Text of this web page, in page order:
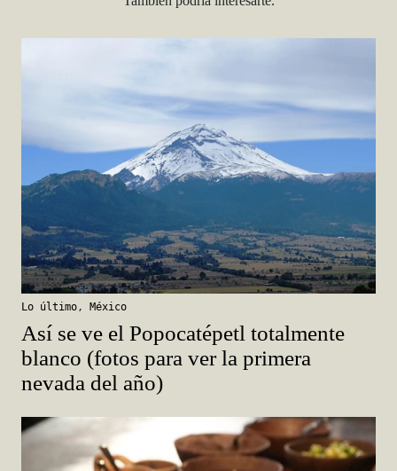
Lo último, México
Así se ve el Popocatépetl totalmente
blanco (fotos para ver la primera
nevada del año)